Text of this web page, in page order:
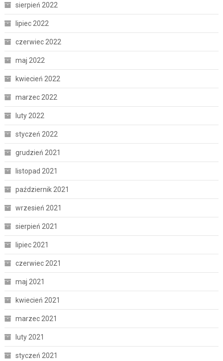
sierpień 2022
lipiec 2022
czerwiec 2022
maj 2022
kwiecień 2022
marzec 2022
luty 2022
styczeń 2022
grudzień 2021
listopad 2021
październik 2021
wrzesień 2021
sierpień 2021
lipiec 2021
czerwiec 2021
maj 2021
kwiecień 2021
marzec 2021
luty 2021
styczeń 2021